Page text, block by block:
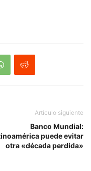
Artículo siguiente
Banco Mundial:
puede evitar
otra «década perdida»